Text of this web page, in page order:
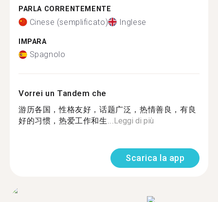
PARLA CORRENTEMENTE
Cinese (semplificato) Inglese
IMPARA
Spagnolo
Vorrei un Tandem che
游历各国，性格友好，话题广泛，热情善良，有良
好的习惯，热爱工作和生...Leggi di più
Scarica la app